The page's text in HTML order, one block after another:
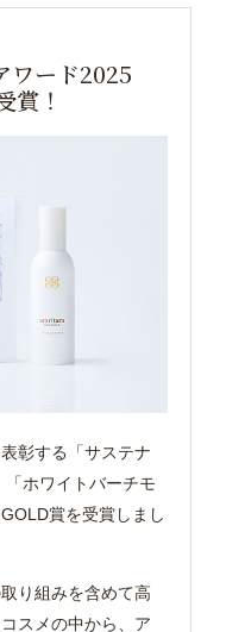
ワード2025
賞！
彰する「サステナ
ホワイトバーチモ
賞を受賞しまし
り組みを含めて高
スメの中から、ア